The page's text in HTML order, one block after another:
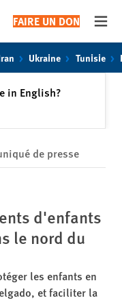
FAIRE UN DON
Ukraine Tunisie
in English?
de presse
d'enfants
le nord du
les enfants en
et faciliter la